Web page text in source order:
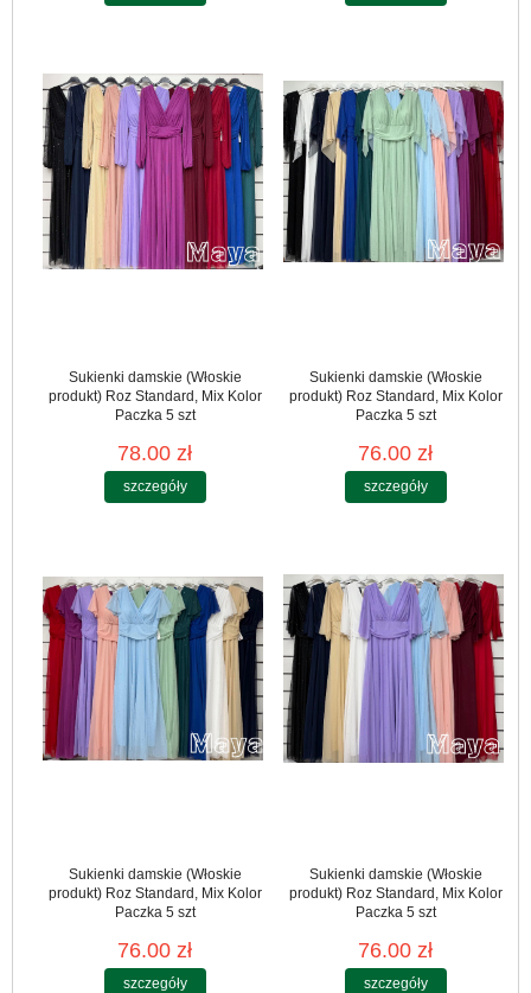
Sukienki damskie (Włoskie
produkt) Roz Standard, Mix Kolor
Paczka 5 szt
78.00 zł
szczegóły
Sukienki damskie (Włoskie
produkt) Roz Standard, Mix Kolor
Paczka 5 szt
76.00 zł
szczegóły
Sukienki damskie (Włoskie
produkt) Roz Standard, Mix Kolor
Paczka 5 szt
76.00 zł
szczegóły
Sukienki damskie (Włoskie
produkt) Roz Standard, Mix Kolor
Paczka 5 szt
76.00 zł
szczegóły